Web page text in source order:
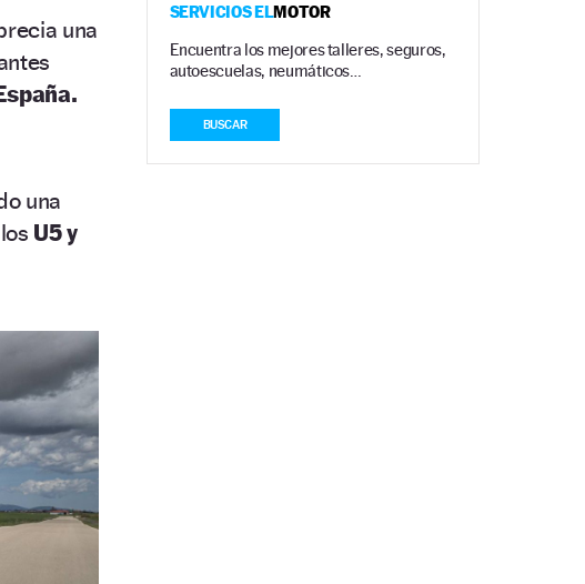
una
una
U5 y
SERVICIOS ELMOTOR
Encuentra los mejores talleres, seguros,
autoescuelas, neumáticos…
BUSCAR